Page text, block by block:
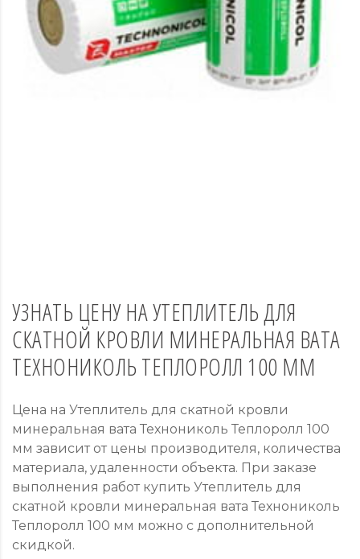
УЗНАТЬ ЦЕНУ НА УТЕПЛИТЕЛЬ ДЛЯ
СКАТНОЙ КРОВЛИ МИНЕРАЛЬНАЯ ВАТА
ТЕХНОНИКОЛЬ ТЕПЛОРОЛЛ 100 ММ
Цена на Утеплитель для скатной кровли
минеральная вата Технониколь Теплоролл 100
мм зависит от цены производителя, количества
материала, удаленности объекта. При заказе
выполнения работ купить Утеплитель для
скатной кровли минеральная вата Технониколь
Теплоролл 100 мм можно с дополнительной
скидкой.